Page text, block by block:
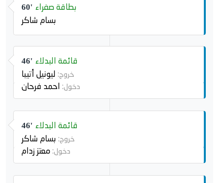
60' بطاقة صفراء
بسام شاكر
46' قائمة البدلاء
خروج: ليونيل أتيبا
دخول: احمد فرحان
46' قائمة البدلاء
خروج: بسام شاكر
دخول: معتز زدام